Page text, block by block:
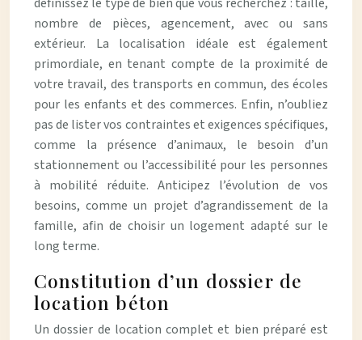
nombre de pièces, agencement, avec ou sans
extérieur. La localisation idéale est également
primordiale, en tenant compte de la proximité de
votre travail, des transports en commun, des écoles
pour les enfants et des commerces. Enfin, n’oubliez
pas de lister vos contraintes et exigences spécifiques,
comme la présence d’animaux, le besoin d’un
stationnement ou l’accessibilité pour les personnes
à mobilité réduite. Anticipez l’évolution de vos
besoins, comme un projet d’agrandissement de la
famille, afin de choisir un logement adapté sur le
long terme.
Constitution d’un dossier de
location béton
Un dossier de location complet et bien préparé est